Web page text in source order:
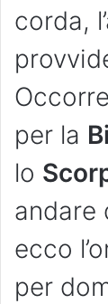
corda,
per la
lo
andare
ecco
per